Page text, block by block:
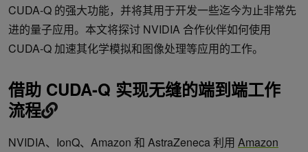
CUDA-Q 的强大功能，并将其用于开发一些迄今为止非常先
进的量子应用。本文将探讨 NVIDIA 合作伙伴如何使用
CUDA-Q 加速其化学模拟和图像处理等应用的工作。
借助 CUDA-Q 实现无缝的端到端工作
流程
NVIDIA、IonQ、Amazon 和 AstraZeneca 利用 Amazon